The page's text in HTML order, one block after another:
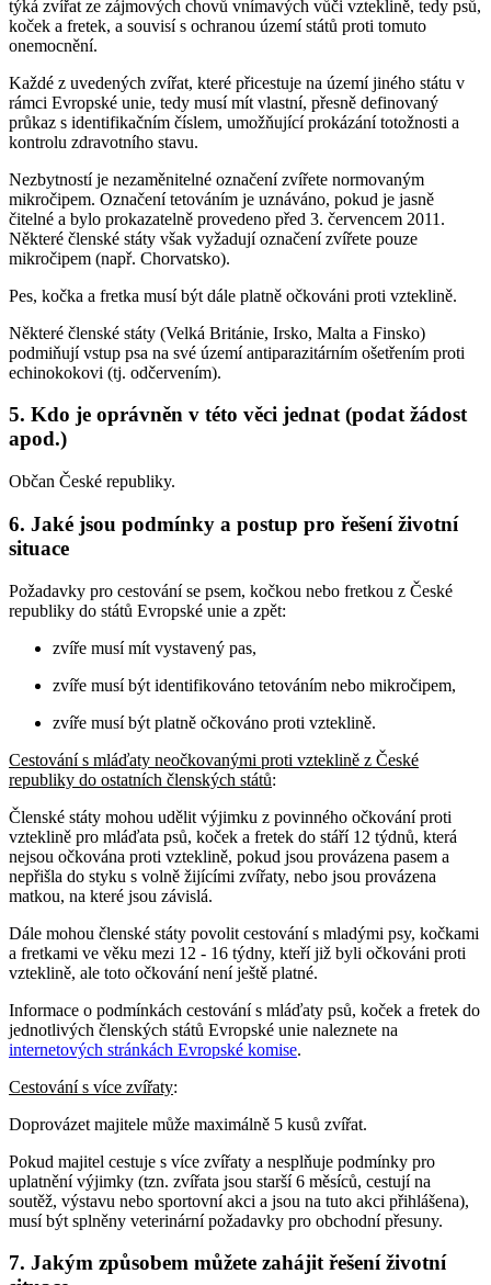
týká zvířat ze zájmových chovů vnímavých vůči vzteklině, tedy psů,
koček a fretek, a souvisí s ochranou území států proti tomuto
onemocnění.
Každé z uvedených zvířat, které přicestuje na území jiného státu v
rámci Evropské unie, tedy musí mít vlastní, přesně definovaný
průkaz s identifikačním číslem, umožňující prokázání totožnosti a
kontrolu zdravotního stavu.
Nezbytností je nezaměnitelné označení zvířete normovaným
mikročipem. Označení tetováním je uznáváno, pokud je jasně
čitelné a bylo prokazatelně provedeno před 3. červencem 2011.
Některé členské státy však vyžadují označení zvířete pouze
mikročipem (např. Chorvatsko).
Pes, kočka a fretka musí být dále platně očkováni proti vzteklině.
Některé členské státy (Velká Británie, Irsko, Malta a Finsko)
podmiňují vstup psa na své území antiparazitárním ošetřením proti
echinokokovi (tj. odčervením).
5. Kdo je oprávněn v této věci jednat (podat žádost
apod.)
Občan České republiky.
6. Jaké jsou podmínky a postup pro řešení životní
situace
Požadavky pro cestování se psem, kočkou nebo fretkou z České
republiky do států Evropské unie a zpět:
zvíře musí mít vystavený pas,
zvíře musí být identifikováno tetováním nebo mikročipem,
zvíře musí být platně očkováno proti vzteklině.
Cestování s mláďaty neočkovanými proti vzteklině z České
republiky do ostatních členských států:
Členské státy mohou udělit výjimku z povinného očkování proti
vzteklině pro mláďata psů, koček a fretek do stáří 12 týdnů, která
nejsou očkována proti vzteklině, pokud jsou provázena pasem a
nepřišla do styku s volně žijícími zvířaty, nebo jsou provázena
matkou, na které jsou závislá.
Dále mohou členské státy povolit cestování s mladými psy, kočkami
a fretkami ve věku mezi 12 - 16 týdny, kteří již byli očkováni proti
vzteklině, ale toto očkování není ještě platné.
Informace o podmínkách cestování s mláďaty psů, koček a fretek do
jednotlivých členských států Evropské unie naleznete na
internetových stránkách Evropské komise.
Cestování s více zvířaty:
Doprovázet majitele může maximálně 5 kusů zvířat.
Pokud majitel cestuje s více zvířaty a nesplňuje podmínky pro
uplatnění výjimky (tzn. zvířata jsou starší 6 měsíců, cestují na
soutěž, výstavu nebo sportovní akci a jsou na tuto akci přihlášena),
musí být splněny veterinární požadavky pro obchodní přesuny.
7. Jakým způsobem můžete zahájit řešení životní